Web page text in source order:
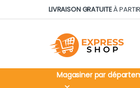
Skip to navigation
Skip to contentLIVRAISON GRATUITEÀ
Magasiner par